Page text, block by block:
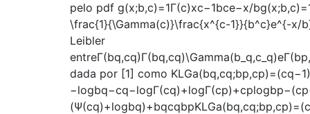
pelo pdf g(x;b,c)=1Γ(c)xc−1bce−x/
\frac{1}{\Gamma(c)}\frac{x^{c-1}}{b^c}e^{-x/
Leibler
dada por [1] como